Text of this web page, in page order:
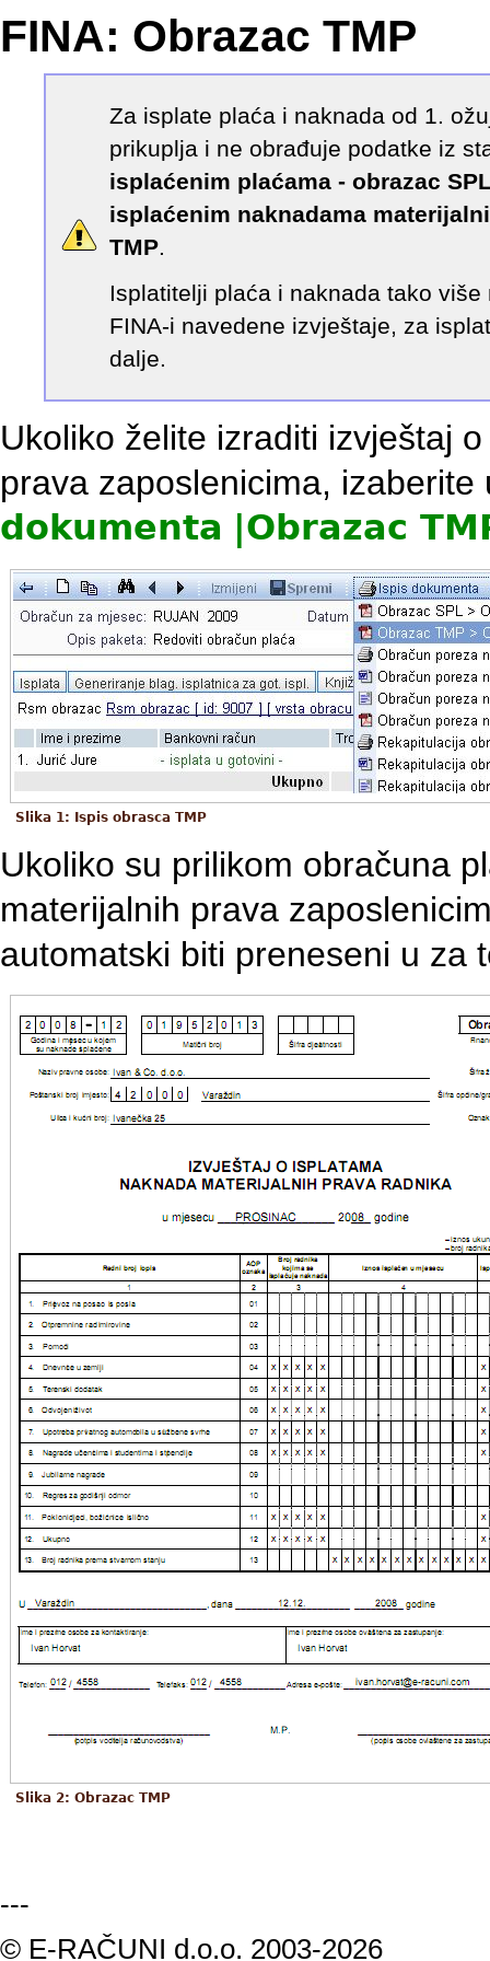
FINA: Obrazac TMP
Za isplate plaća i naknada od 1.
prikuplja i ne obrađuje podatke iz
isplaćenim plaćama - obrazac
isplaćenim naknadama
TMP.
Isplatitelji plaća i naknada tako
FINA-i navedene izvještaje, za
dalje.
Ukoliko želite izraditi izvještaj
prava zaposlenicima,
dokumenta
Obrazac
Slika 1: Ispis obrasca TMP
Ukoliko su prilikom obračuna
materijalnih prava
automatski biti preneseni u za
Slika 2: Obrazac TMP
---
© E-RAČUNI d.o.o. 2003-2026